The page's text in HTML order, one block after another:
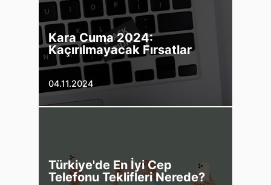
Kara Cuma 2024:
Kaçırılmayacak Fırsatlar
04.11.2024
Türkiye'de En İyi Cep
Telefonu Teklifleri Nerede?